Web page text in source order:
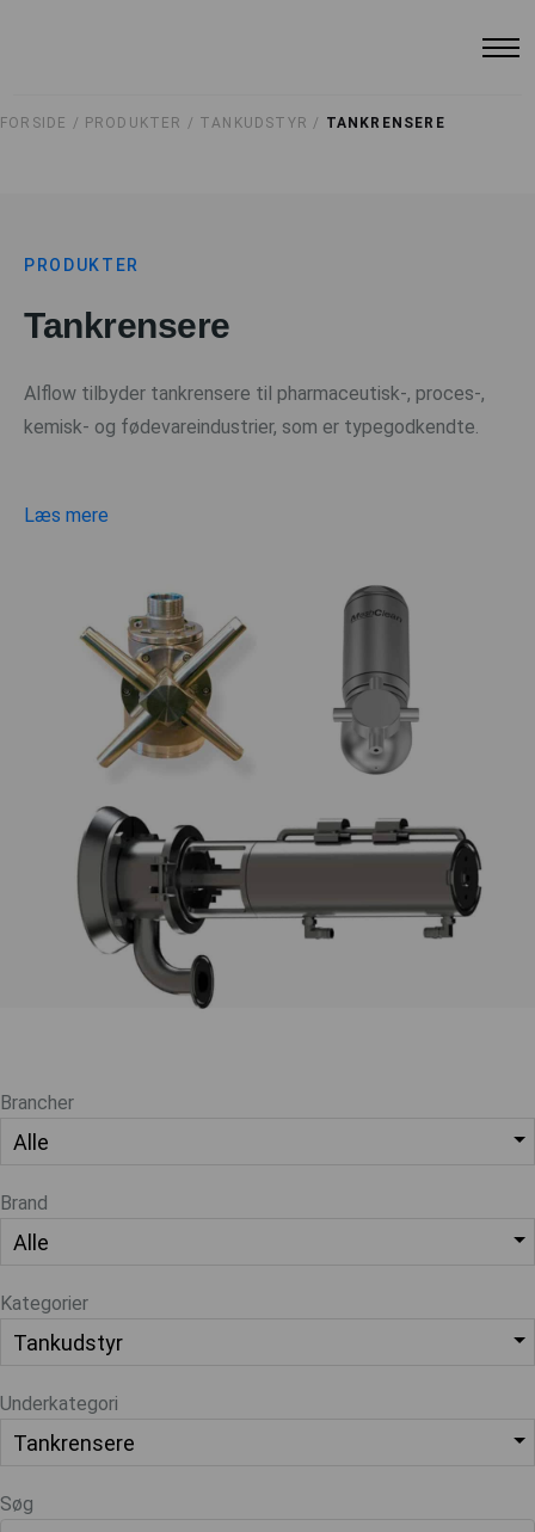
FORSIDE / PRODUKTER / TANKUDSTYR / TANKRENSERE
PRODUKTER
Tankrensere
Alflow tilbyder tankrensere til pharmaceutisk-, proces-,
kemisk- og fødevareindustrier, som er typegodkendte.
Læs mere
Brancher
Brand
Kategorier
Underkategori
Søg